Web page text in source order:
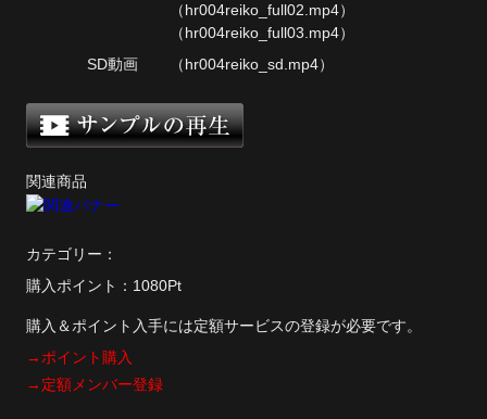
（hr004reiko_full02.mp4）
（hr004reiko_full03.mp4）
SD動画
（hr004reiko_sd.mp4）
関連商品
カテゴリー：
購入ポイント：1080Pt
購入＆ポイント入手には定額サービスの登録が必要です。
→ポイント購入
→定額メンバー登録